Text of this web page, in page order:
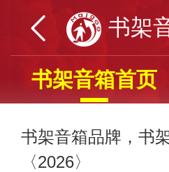
书架
书架音箱首页
书架音箱品牌，书
〈2026〉